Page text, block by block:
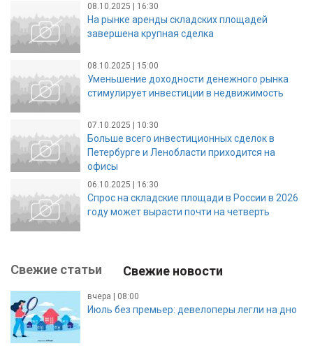
08.10.2025 | 16:30
На рынке аренды складских площадей
завершена крупная сделка
08.10.2025 | 15:00
Уменьшение доходности денежного рынка
стимулирует инвестиции в недвижимость
07.10.2025 | 10:30
Больше всего инвестиционных сделок в
Петербурге и Ленобласти приходится на
офисы
06.10.2025 | 16:30
Спрос на складские площади в России в 2026
году может вырасти почти на четверть
Свежие статьи Свежие новости
вчера | 08:00
Июль без премьер: девелоперы легли на дно